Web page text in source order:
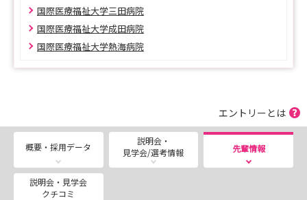
国際医療福祉大学三田病院
国際医療福祉大学成田病院
国際医療福祉大学熱海病院
エントリーとは
概要・採用データ
説明会・
見学会/選考情報
先輩情報
説明会・見学会
クチコミ